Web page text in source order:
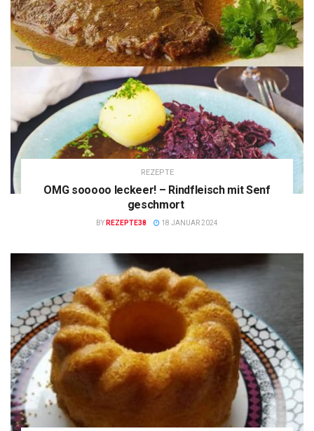
REZEPTE
OMG sooooo leckeer! – Rindfleisch mit Senf
geschmort
BY REZEPTE38 18 JANUAR 2024